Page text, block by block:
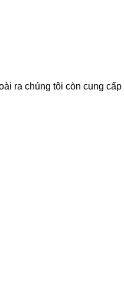
ra chúng tôi còn cung